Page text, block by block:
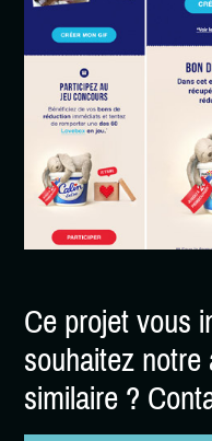
Ce projet vous
souhaitez
similaire ?